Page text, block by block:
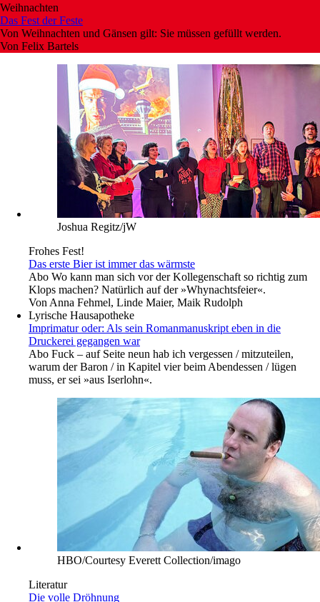
Weihnachten
Das Fest der Feste
Von Weihnachten und Gänsen gilt: Sie müssen gefüllt werden.
Von Felix Bartels
Joshua Regitz/jW
Frohes Fest!
Das erste Bier ist immer das wärmste
Abo Wo kann man sich vor der Kollegenschaft so richtig zum
Klops machen? Natürlich auf der »Whynachtsfeier«.
Von Anna Fehmel, Linde Maier, Maik Rudolph
Lyrische Hausapotheke
Imprimatur oder: Als sein Romanmanuskript eben in die
Druckerei gegangen war
Abo Fuck – auf Seite neun hab ich vergessen / mitzuteilen,
warum der Baron / in Kapitel vier beim Abendessen / lügen
muss, er sei »aus Iserlohn«.
HBO/Courtesy Everett Collection/imago
Literatur
Die volle Dröhnung